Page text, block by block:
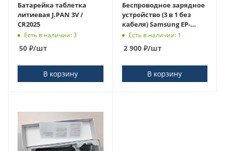
Батарейка таблетка
литиевая J.PAN 3V /
CR2025
Есть в наличии: 3
50 ₽/шт
В корзину
Беспроводное зарядное
устройство (3 в 1 без
кабеля) Samsung EP-
P6300 / 9.0V 2.77A
Есть в наличии: 1
2 900₽/шт
В корзину